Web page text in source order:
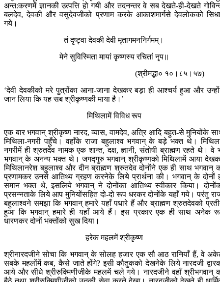
अन्त:करणमें ज्ञानकी उत्पत्ति हो गयी और तदनन्तर वे सब देखते-ही-देखते
बलदेव, देवकी और वसुदेवजीको प्रणाम करके आकाशमार्गसे देवलोकको
गये।
तं दृष्ट्वा देवकी देवी मृतागमननिर्गमम्।
मेने सुविस्मिता मायां कृष्णस्य रचितां नृप॥
(श्रीमद्भा० १०।८५।५७)
‘देवी देवकीको मरे पुत्रोंका आना-जाना देखकर बड़ा ही आश्चर्य हुआ और
जान लिया कि यह सब श्रीकृष्णकी माया है।’
मिथिलामें विविध रूप
एक बार भगवान् श्रीकृष्ण नारद, व्यास, वामदेव, अत्रि आदि बहुत-से मुनियोंके
मिथिला-नगरी पहुँचे। वहाँके राजा बहुलाश्व भगवान् के बड़े भक्त थे।
नगरीमें ही श्रुतदेव नामक एक शान्त, दक्ष, ज्ञानी, संतोषी ब्राह्मण रहते थे। वे
भगवान् के अनन्य भक्त थे। जगद्‍गुरु भगवान् श्रीकृष्णको मिथिलामें आया
मिथिलानरेश बहुलाश्व और दीन ब्राह्मण श्रुतदेव दोनोंने एक ही साथ भगवान्
प्रणामकर उनसे आतिथ्य ग्रहण करनेके लिये प्रार्थना की। भगवान् के दोनों
समान भक्त थे, इसलिये भगवान् ने दोनोंका आतिथ्य स्वीकार किया।
प्रसन्नताके लिये आप मुनियोंसहित दो-दो रूप धरकर दोनोंके यहाँ गये। परंतु
बहुलाश्वने समझा कि भगवान् हमारे यहाँ पधारे हैं और ब्राह्मण श्रुतदेवको
हुआ कि भगवान् हमारे ही यहाँ आये हैं। इस प्रकार एक ही साथ अनेक
धारणकर दोनों भक्तोंको सुख दिया।
हरेक महलमें श्रीकृष्ण
श्रीनारदजीने सोचा कि भगवान् के सोलह हजार एक सौ आठ रानियाँ हैं, वे
सबके महलोंमें कब, कैसे जाते होंगे? इसी कौतुकको देखनेके लिये नारदजी
आये और सीधे श्रीरुक्मिणीजीके महलमें चले गये। नारदजीने वहाँ श्रीभगवान्